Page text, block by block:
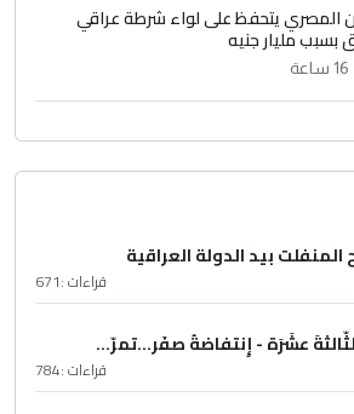
المصري يتحفظ على لواء شرطة عراقي
بسبب مليار جنيه
بيد الدولة العراقية
قراءات :671
عشَرَة - إِنتفاضةُ صفَر…تمرّ...
قراءات :784